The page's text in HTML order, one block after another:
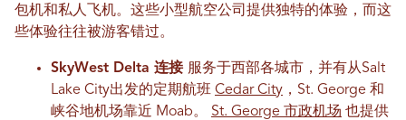
包机和私人飞机。这些小型航空公司提供独特的体验，而这
些体验往往被游客错过。
SkyWest Delta 连接 服务于西部各城市，并有从Salt
Lake City出发的定期航班 Cedar City ，St. George 和
峡谷地机场靠近 Moab。 St. George 市政机场 也提供